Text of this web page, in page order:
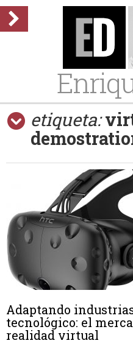
etiqueta:
Adaptando
tecnológico: el
realidad virtual